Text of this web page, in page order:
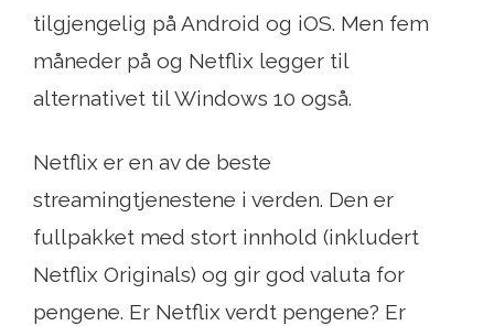
tilgjengelig på Android og iOS. Men fem
måneder på og Netflix legger til
alternativet til Windows 10 også.
Netflix er en av de beste
streamingtjenestene i verden. Den er
fullpakket med stort innhold (inkludert
Netflix Originals) og gir god valuta for
pengene. Er Netflix verdt pengene? Er